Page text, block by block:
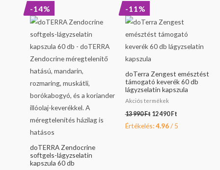
-14%
doTERRA Zendocrine
softgels-lágyzselatin
kapszula 60 db
was:
190 Ft.
is:
990 Ft.
-11%
doTerra Zengest emésztést
támogató keverék 60 db
lágyzselatin kapszula
Akciós termékek
13 990Ft
was:
990 Ft.
12 490Ft
is:
490 Ft.
Értékelés:4.96/ 5